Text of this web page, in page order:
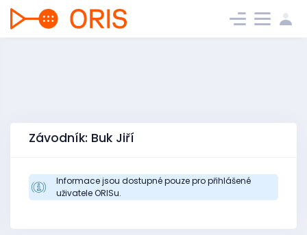
Závodník: Buk Jiří
Informace jsou dostupné pouze pro přihlášené
uživatele ORISu.